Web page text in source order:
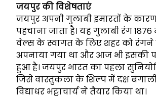
जयपुर की विशेषताएं
जयपुर अपनी गुलाबी इमारतों के
पहचाना जाता है। यह गुलाबी रंग
वेल्स के स्वागत के लिए शहर को रंगने
अपनाया गया था और आज भी इसकी
हुआ है। जयपुर भारत का पहला
जिसे वास्तुकला के शिल्प में दक्ष
विद्याधर भट्टाचार्य ने तैयार किया था।